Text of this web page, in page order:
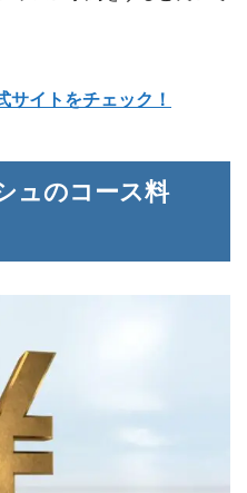
イトをチェック！
ュのコース料